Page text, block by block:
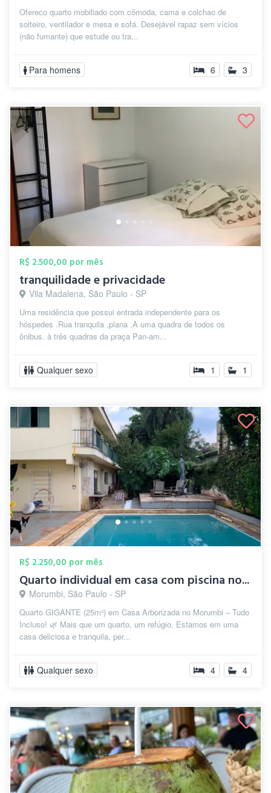
Ofereco quarto mobiliado com cômoda, cama e colchao de
solteiro, ventilador e mesa e sofá. Desejável rapaz sem vícios
(não fumante) que estude ou tra...
Para homens 6 3
R$ 2.500,00 por mês
tranquilidade e privacidade
Vila Madalena, São Paulo - SP
Uma residência que possui entrada independente para os
hóspedes .Rua tranquila ,plana .A uma quadra de todos os
ônibus. à três quadras da praça Pan-am...
Qualquer sexo 1 1
R$ 2.250,00 por mês
Quarto individual em casa com piscina no...
Morumbi, São Paulo - SP
Quarto GIGANTE (25m²) em Casa Arborizada no Morumbi – Tudo
Incluso! 🌿 Mais que um quarto, um refúgio. Estamos em uma
casa deliciosa e tranquila, per...
Qualquer sexo 4 4